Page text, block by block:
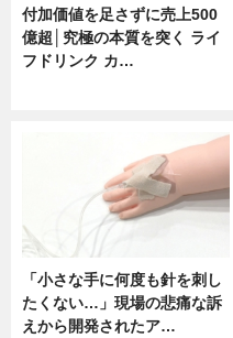
付加価値を足さずに売上500
億超│究極の本質を突く ライ
フドリンク カ…
「小さな手に何度も針を刺し
たくない…」現場の悲痛な訴
えから開発されたア…